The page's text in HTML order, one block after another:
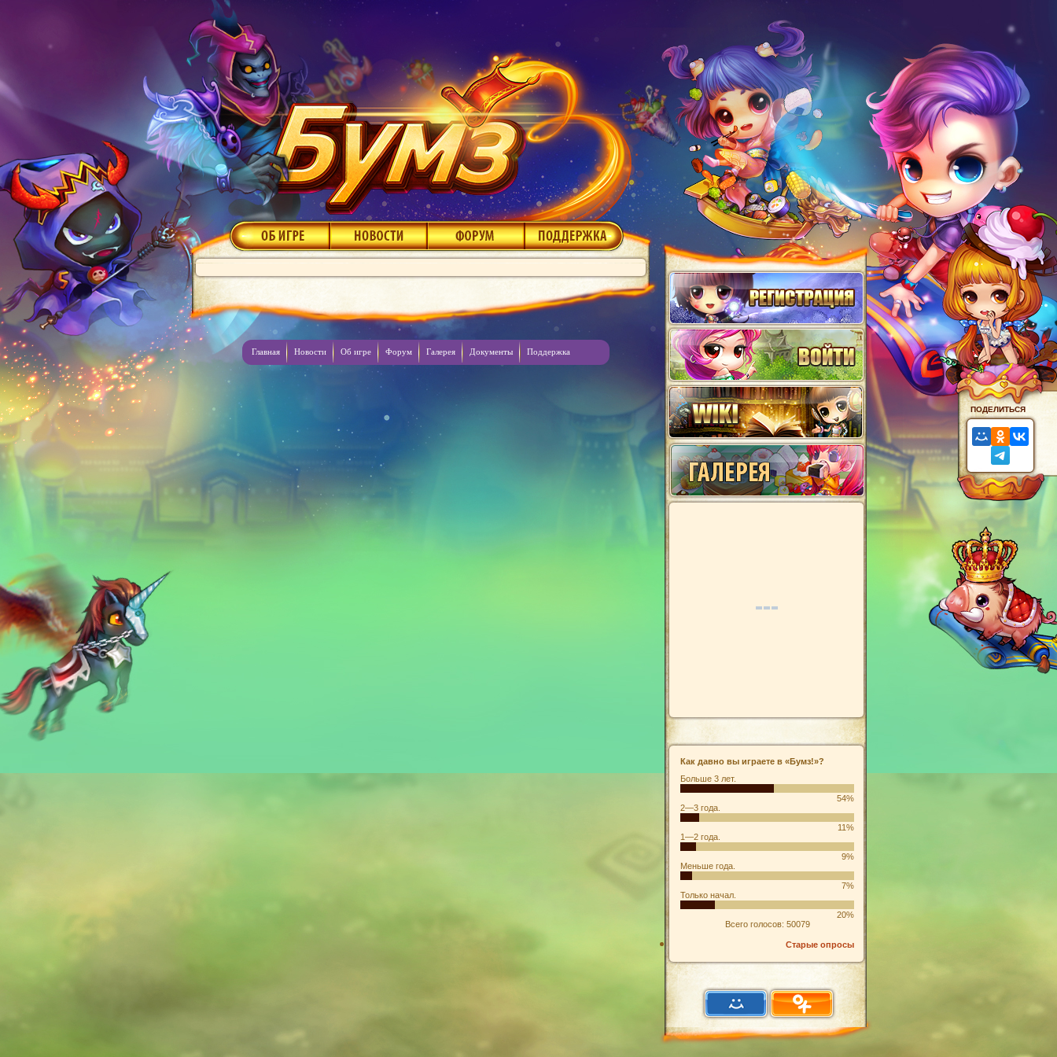
Главная Новости Об игре Форум Галерея Документы Поддержка
Как давно вы играете в «Бумз!»?
Больше 3 лет.
54%
2—3 года.
11%
1—2 года.
9%
Меньше года.
7%
Только начал.
20%
Всего голосов: 50079
Старые опросы